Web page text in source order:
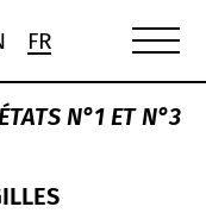
FR
N°1 ET N°3